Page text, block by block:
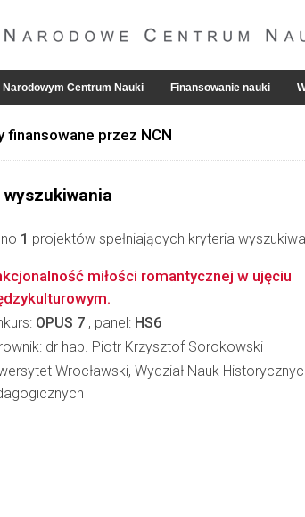
Narodowym Centrum Nauki Finansowanie nauki
finansowane przez NCN
1 projektów spełniających kryteria
miłości romantycznej w ujęciu
OPUS 7 , panel: HS6
dr hab. Piotr Krzysztof Sorokowski
Wrocławski, Wydział Nauk